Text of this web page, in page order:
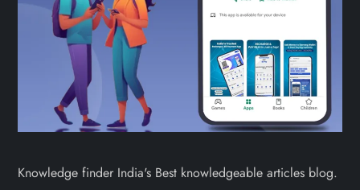
Knowledge finder India's Best knowledgeable articles blog.